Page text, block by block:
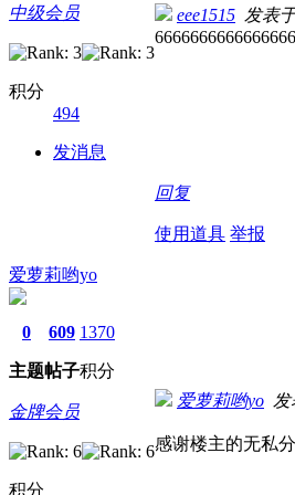
中级会员
积分
494
发消息
eee1515 发表
回复
使用道具 举报
爱萝莉哟yo
0
主题
609
帖子
1370
积分
金牌会员
积分
爱萝莉哟yo 发
感谢楼主的无私分